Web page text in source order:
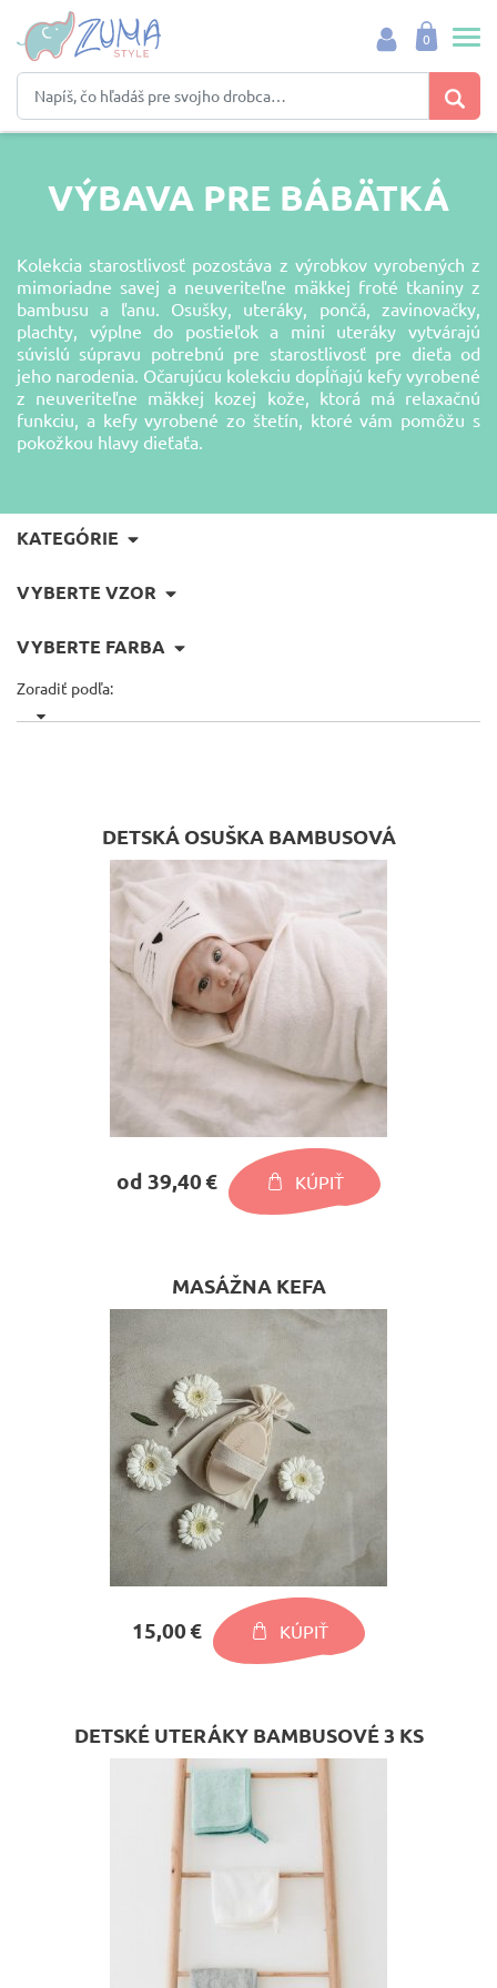
0
VÝBAVA PRE BÁBÄTKÁ
Kolekcia starostlivosť pozostáva z výrobkov vyrobených z
mimoriadne savej a neuveriteľne mäkkej froté tkaniny z
bambusu a ľanu. Osušky, uteráky, pončá, zavinovačky,
plachty, výplne do postieľok a mini uteráky vytvárajú
súvislú súpravu potrebnú pre starostlivosť pre dieťa od
jeho narodenia. Očarujúcu kolekciu dopĺňajú kefy vyrobené
z neuveriteľne mäkkej kozej kože, ktorá má relaxačnú
funkciu, a kefy vyrobené zo štetín, ktoré vám pomôžu s
pokožkou hlavy dieťaťa.
KATEGÓRIE
VYBERTE VZOR
VYBERTE FARBA
Zoradiť podľa:
DETSKÁ OSUŠKA BAMBUSOVÁ
od 39,40 € KÚPIŤ
MASÁŽNA KEFA
15,00 € KÚPIŤ
DETSKÉ UTERÁKY BAMBUSOVÉ 3 KS